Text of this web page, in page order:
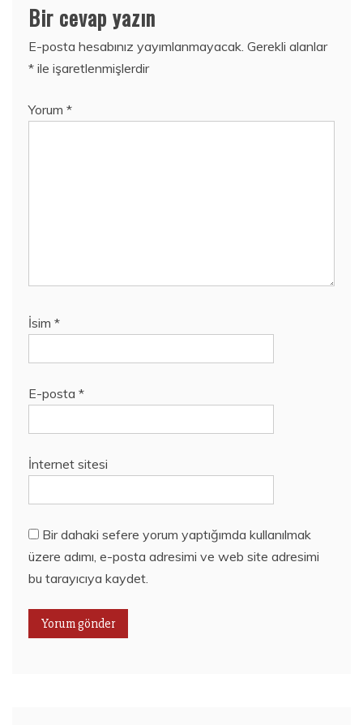
Bir cevap yazın
E-posta hesabınız yayımlanmayacak. Gerekli alanlar
* ile işaretlenmişlerdir
Yorum *
İsim *
E-posta *
İnternet sitesi
Bir dahaki sefere yorum yaptığımda kullanılmak
üzere adımı, e-posta adresimi ve web site adresimi
bu tarayıcıya kaydet.